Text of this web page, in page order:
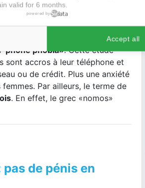
c-est-grave-docteur-
étude scientifique britannique
phone phobia». Cette étude
sont accros à leur téléphone et
ou de crédit. Plus une anxiété
Par ailleurs, le terme de
. En effet, le grec «nomos»
de pénis en
valid for 6 months.
powered by
Accept all